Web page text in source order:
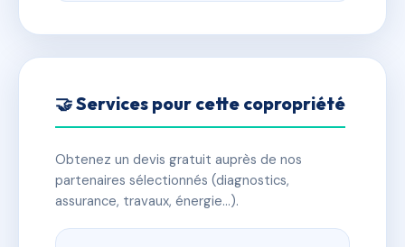
🤝 Services pour cette copropriété
Obtenez un devis gratuit auprès de nos
partenaires sélectionnés (diagnostics,
assurance, travaux, énergie…).